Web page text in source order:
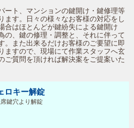
ート、マンションの鍵開け・鍵修理等
ます。日々の様々なお客様の対応をし
合はほとんどが鍵紛失による鍵開け
の、鍵の修理・調整と、それに伴って
。また出来るだけお客様のご要望に即
ますので、現場にて作業スタッフへ玄
ご質問を頂ければ解決案をご提案いた
ロキー解錠
鍵穴より解錠